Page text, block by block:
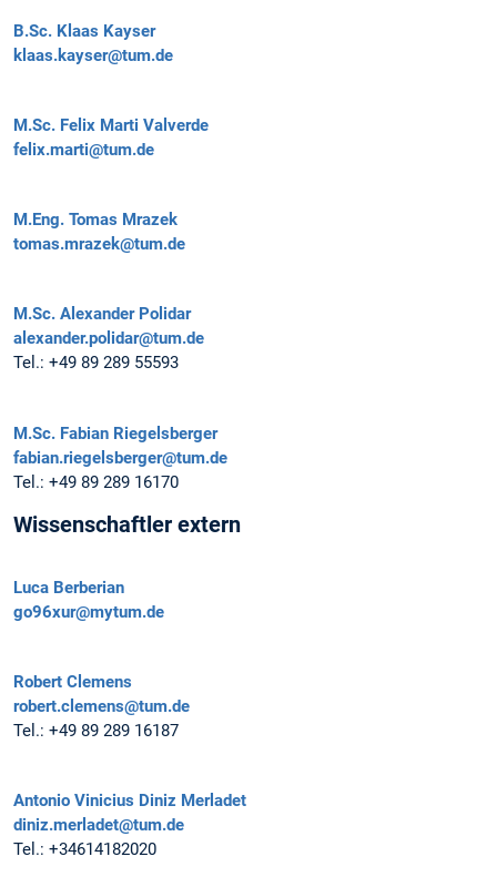
B.Sc. Klaas Kayser
klaas.kayser@tum.de
M.Sc. Felix Marti Valverde
felix.marti@tum.de
M.Eng. Tomas Mrazek
tomas.mrazek@tum.de
M.Sc. Alexander Polidar
alexander.polidar@tum.de
Tel.: +49 89 289 55593
M.Sc. Fabian Riegelsberger
fabian.riegelsberger@tum.de
Tel.: +49 89 289 16170
Wissenschaftler extern
Luca Berberian
go96xur@mytum.de
Robert Clemens
robert.clemens@tum.de
Tel.: +49 89 289 16187
Antonio Vinicius Diniz Merladet
diniz.merladet@tum.de
Tel.: +34614182020